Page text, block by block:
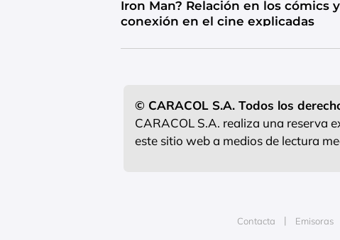
Iron Man? Relación en los cómics y
conexión en el cine explicadas
© CARACOL S.A. Todos los
CARACOL S.A. realiza una reserva
este sitio web a medios de lectura
Contacta Emisoras